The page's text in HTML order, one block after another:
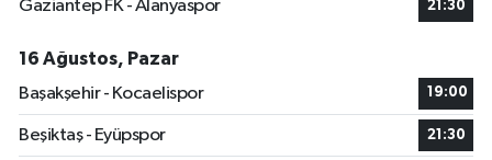
Gaziantep FK - Alanyaspor 21:30
16 Ağustos, Pazar
Başakşehir - Kocaelispor
19:00
Beşiktaş - Eyüpspor 21:30